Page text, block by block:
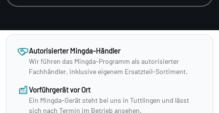
Autorisierter Mingda-Händler
Wir führen das Mingda-Programm als autorisierter
Fachhändler, inklusive eigenem Ersatzteil-Sortiment.
Vorführgerät vor Ort
Ein Mingda-Gerät steht bei uns in Tuttlingen und lässt
sich nach Termin im Betrieb ansehen.